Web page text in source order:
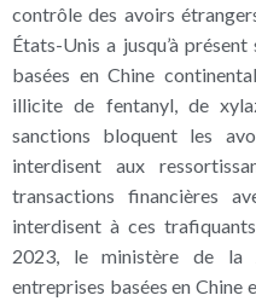
contrôle des avoirs
États-Unis a jusqu’à
basées en Chine
illicite de fentanyl, de
sanctions bloquent les
interdisent aux
transactions financières
interdisent à ces
2023, le ministère de la
entreprises basées en Chine